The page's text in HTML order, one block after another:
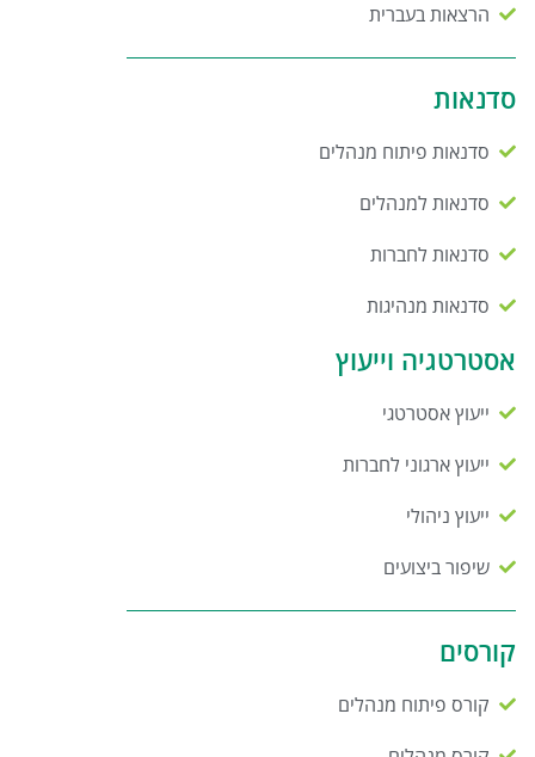
הרצאות בעברית
סדנאות
סדנאות פיתוח מנהלים
סדנאות למנהלים
סדנאות לחברות
סדנאות מנהיגות
אסטרטגיה וייעוץ
ייעוץ אסטרטגי
ייעוץ ארגוני לחברות
ייעוץ ניהולי
שיפור ביצועים
קורסים
קורס פיתוח מנהלים